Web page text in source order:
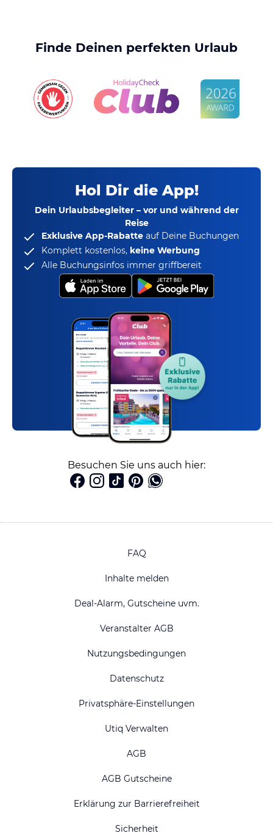
Finde Deinen perfekten Urlaub
Hol Dir die App!
Dein Urlaubsbegleiter – vor und während der
Reise
Exklusive App-Rabatte auf Deine Buchungen
Komplett kostenlos, keine Werbung
Alle Buchungsinfos immer griffbereit
Besuchen Sie uns auch hier:
FAQ
Inhalte melden
Deal-Alarm, Gutscheine uvm.
Veranstalter AGB
Nutzungsbedingungen
Datenschutz
Privatsphäre-Einstellungen
Utiq Verwalten
AGB
AGB Gutscheine
Erklärung zur Barrierefreiheit
Sicherheit